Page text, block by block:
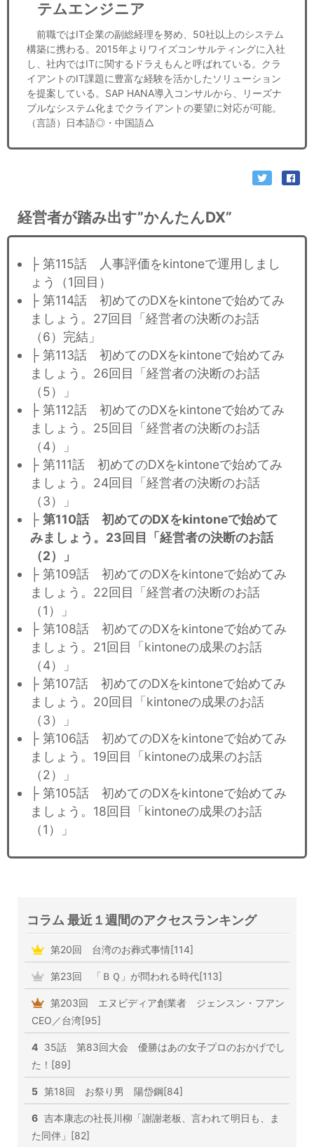
テムエンジニア
前職ではIT企業の副総経理を努め、50社以上のシステム
構築に携わる。2015年よりワイズコンサルティングに入社
し、社内ではITに関するドラえもんと呼ばれている。クラ
イアントのIT課題に豊富な経験を活かしたソリューション
を提案している。SAP HANA導入コンサルから、リーズナ
ブルなシステム化までクライアントの要望に対応が可能。
（言語）日本語◎・中国語△
経営者が踏み出す”かんたんDX”
├ 第115話 人事評価をkintoneで運用しまし
ょう（1回目）
├ 第114話 初めてのDXをkintoneで始めてみ
ましょう。27回目「経営者の決断のお話
（6）完結」
├ 第113話 初めてのDXをkintoneで始めてみ
ましょう。26回目「経営者の決断のお話
（5）」
├ 第112話 初めてのDXをkintoneで始めてみ
ましょう。25回目「経営者の決断のお話
（4）」
├ 第111話 初めてのDXをkintoneで始めてみ
ましょう。24回目「経営者の決断のお話
（3）」
├ 第110話 初めてのDXをkintoneで始めて
みましょう。23回目「経営者の決断のお話
（2）」
├ 第109話 初めてのDXをkintoneで始めてみ
ましょう。22回目「経営者の決断のお話
（1）」
├ 第108話 初めてのDXをkintoneで始めてみ
ましょう。21回目「kintoneの成果のお話
（4）」
├ 第107話 初めてのDXをkintoneで始めてみ
ましょう。20回目「kintoneの成果のお話
（3）」
├ 第106話 初めてのDXをkintoneで始めてみ
ましょう。19回目「kintoneの成果のお話
（2）」
├ 第105話 初めてのDXをkintoneで始めてみ
ましょう。18回目「kintoneの成果のお話
（1）」
コラム 最近１週間のアクセスランキング
第20回 台湾のお葬式事情[114]
第23回 「ＢＱ」が問われる時代[113]
第203回 エヌビディア創業者 ジェンスン・フアン
CEO／台湾[95]
4 35話 第83回大会 優勝はあの女子プロのおかげでし
た！[89]
5 第18回 お祭り男 陽岱鋼[84]
6 吉本康志の社長川柳「謝謝老板、言われて明日も、ま
た同伴」[82]